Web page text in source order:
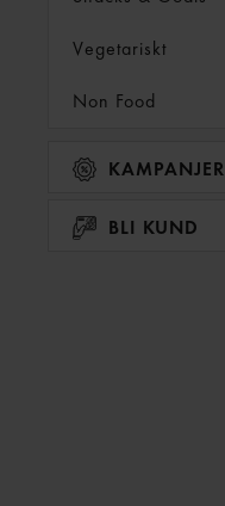
Vegetariskt
Non Food
KAMPANJER
BLI KUND